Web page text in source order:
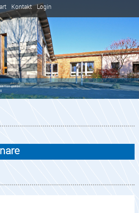
Kontakt Login